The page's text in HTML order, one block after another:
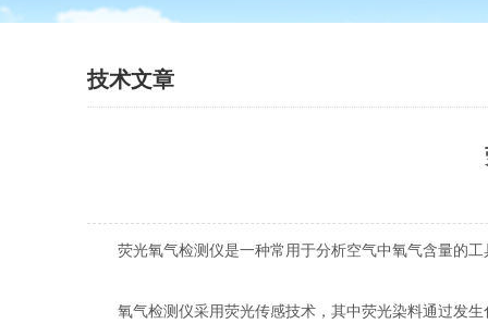
技术文章
荧光氧气检测仪是一种常用于分析空气中氧气含量的工
氧气检测仪采用荧光传感技术，其中荧光染料通过发生